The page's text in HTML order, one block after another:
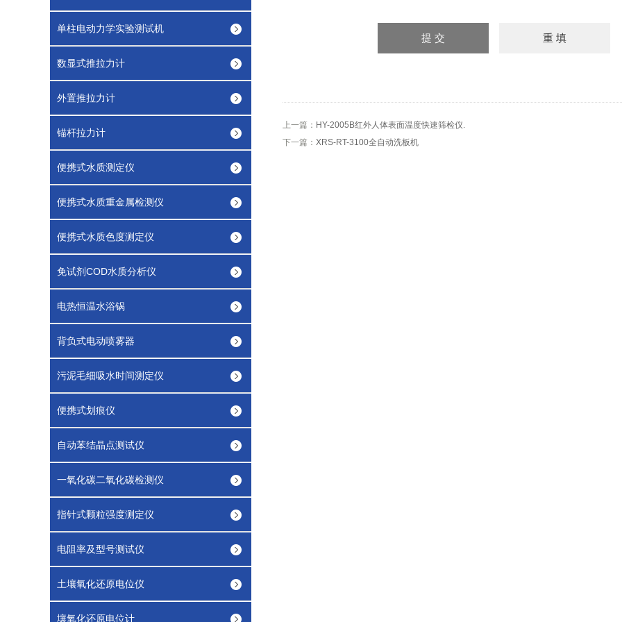
单柱电动力学实验测试机
数显式推拉力计
外置推拉力计
锚杆拉力计
便携式水质测定仪
便携式水质重金属检测仪
便携式水质色度测定仪
免试剂COD水质分析仪
电热恒温水浴锅
背负式电动喷雾器
污泥毛细吸水时间测定仪
便携式划痕仪
自动苯结晶点测试仪
一氧化碳二氧化碳检测仪
指针式颗粒强度测定仪
电阻率及型号测试仪
土壤氧化还原电位仪
壤氧化还原电位计
上一篇： HY-2005B红外人体表面温度快速筛检仪.
下一篇： XRS-RT-3100全自动洗板机